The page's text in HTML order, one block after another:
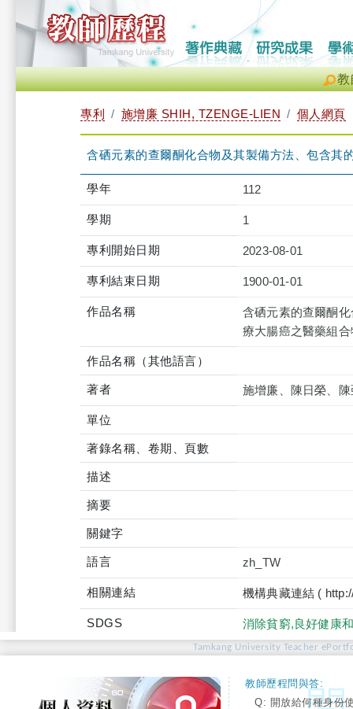
教
專利 施增廉 SHIH, TZENGE-LIEN 個人網頁
含硒元素的查爾酮化合物及其製備方法、包含其
學年 112
學期 1
專利開始日期 2023-08-01
專利結束日期 1900-01-01
作品名稱
含硒元素的查爾酮
療大腸癌之醫藥組合
作品名稱（其他語言）
著者 施增廉、陳日榮、
單位
著錄名稱、卷期、頁數
描述
摘要
關鍵字
語言 zh_TW
相關連結 機構典藏連結 (
SDGS 消除貧窮,良好健康
Tamkang University Teacher
教師歷程問與答:
Q: 開放給何種身份